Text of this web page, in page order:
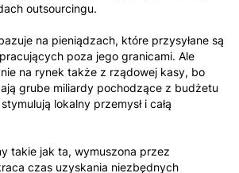
outsourcingu.
na pieniądzach, które przysyłane są
poza jego granicami. Ale
na rynek także z rządowej kasy, bo
grube miliardy pochodzące z budżetu
lokalny przemysł i całą
takie jak ta, wymuszona przez
czas uzyskania niezbędnych